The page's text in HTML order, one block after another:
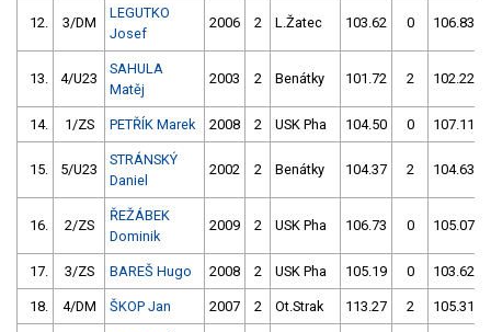
12. 3/DM
LEGUTKO
Josef
2006 2 L.Žatec 103.62 0 106.83
13. 4/U23
SAHULA
Matěj
2003 2 Benátky 101.72 2 102.22
14. 1/ZS PETŘÍK Marek 2008 2 USK Pha 104.50 0 107.11
15. 5/U23
STRÁNSKÝ
Daniel
2002 2 Benátky 104.37 2 104.63
16. 2/ZS
ŘEŽÁBEK
Dominik
2009 2 USK Pha 106.73 0 105.07
17. 3/ZS BAREŠ Hugo 2008 2 USK Pha 105.19 0 103.62
18. 4/DM ŠKOP Jan 2007 2 Ot.Strak 113.27 2 105.31